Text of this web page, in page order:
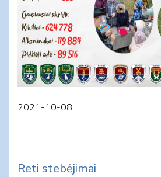
2021-10-08
Reti stebėjimai